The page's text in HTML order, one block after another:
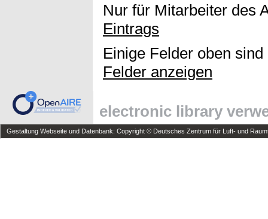
Nur für Mitarbeiter des
Eintrags
Einige Felder oben
Felder anzeigen
electronic library
Gestaltung Webseite und Datenbank: Copyright © Deutsches Zentrum für Luft- und